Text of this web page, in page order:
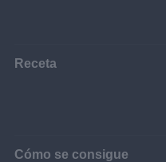
Receta
Cómo se consigue